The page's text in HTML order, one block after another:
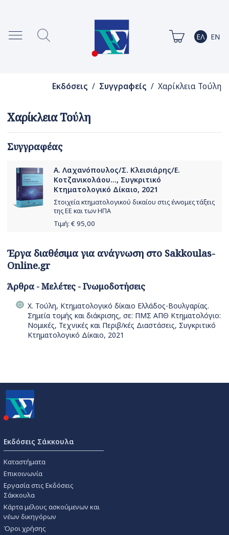
Εκδόσεις / Συγγραφείς / Χαρίκλεια Τούλη
Χαρίκλεια Τούλη
Συγγραφέας
Α. Λαχανόπουλος/Σ. Κλεισιάρης/Ε.
Κοτζανικολάου..., Συγκριτικό
Κτηματολογικό Δίκαιο, 2021
Στοιχεία κτηματολογικού δικαίου στις έννομες τάξεις
της ΕΕ και των ΗΠΑ
Τιμή: € 95,00
Έργα διαθέσιμα για ανάγνωση στο Sakkoulas-
Online.gr
Άρθρα - Μελέτες - Γνωμοδοτήσεις
Χ. Τούλη, Κτηματολογικό δίκαιο Ελλάδος-Βουλγαρίας.
Σημεία τομής και διάκρισης, σε: ΠΜΣ ΑΠΘ Κτηματολόγιο:
Νομικές, Τεχνικές και Περιβ/κές Διαστάσεις, Συγκριτικό
Κτηματολογικό Δίκαιο, 2021
Εκδόσεις Σάκκουλα
Καταστήματα
Επικοινωνία
Εργασία στις Εκδόσεις
Σάκκουλα
Κάρτα μέλους ασκούμενων και
νέων δικηγόρων
Όροι χρήσης